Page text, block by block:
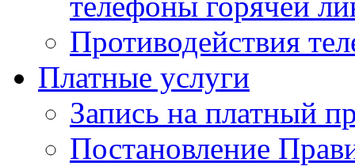
Противодействия
Платные услуги
Запись на платный
Постановление